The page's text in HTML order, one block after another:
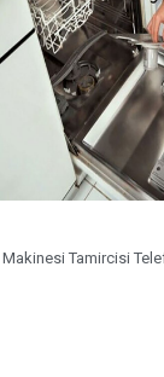
Makinesi Tamircisi